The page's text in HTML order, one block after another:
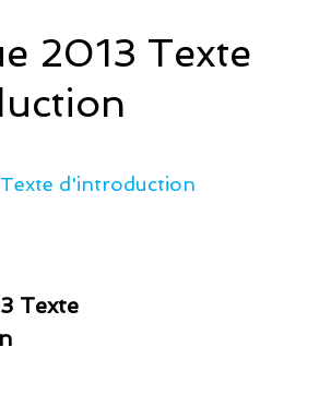
2013 Texte
d'introduction
:
Texte